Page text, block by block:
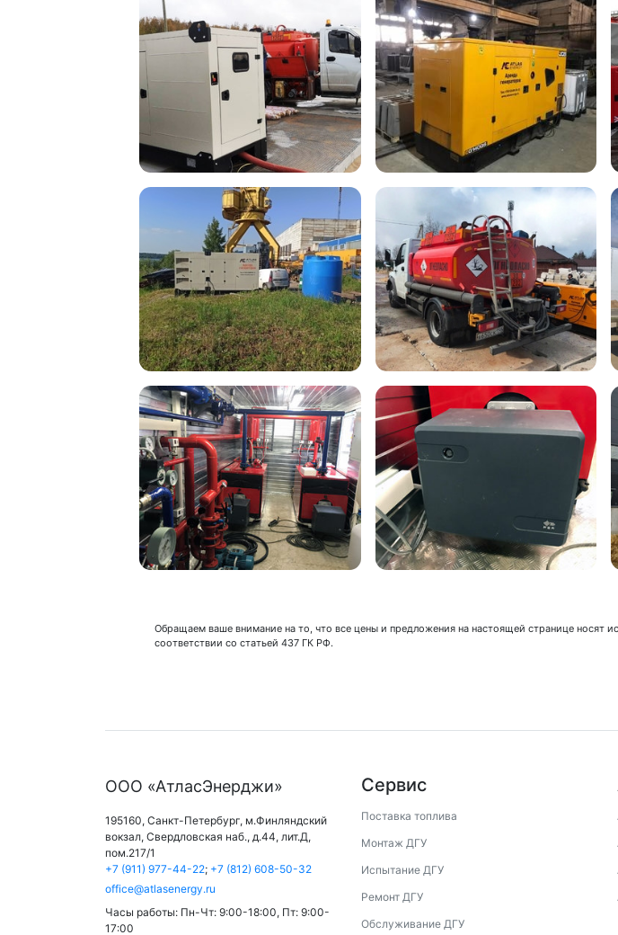
Обращаем ваше внимание на то, что все цены и предложения на настоящей странице носят
соответствии со статьей 437 ГК РФ.
ООО «АтласЭнерджи»
195160, Санкт-Петербург, м.Финляндский
вокзал, Свердловская наб., д.44, лит.Д,
пом.217/1
+7 (911) 977-44-22; +7 (812) 608-50-32
office@atlasenergy.ru
Часы работы: Пн-Чт: 9:00-18:00, Пт: 9:00-
17:00
Сервис
Поставка топлива
Монтаж ДГУ
Испытание ДГУ
Ремонт ДГУ
Обслуживание ДГУ